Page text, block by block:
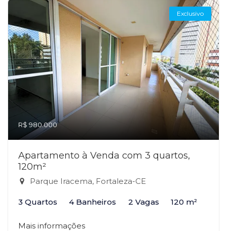
Exclusivo
R$ 980.000
Apartamento à Venda com 3 quartos,
120m²
Parque Iracema, Fortaleza-CE
3 Quartos 4 Banheiros 2 Vagas 120 m²
Mais informações